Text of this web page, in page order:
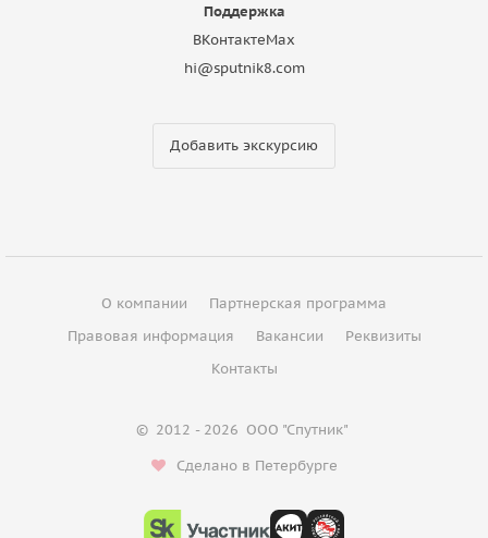
Поддержка
ВКонтактеMax
hi@sputnik8.com
Добавить экскурсию
О компании
Партнерская программа
Правовая информация
Вакансии
Реквизиты
Контакты
© 2012 - 2026 ООО "Спутник"
Сделано в Петербурге